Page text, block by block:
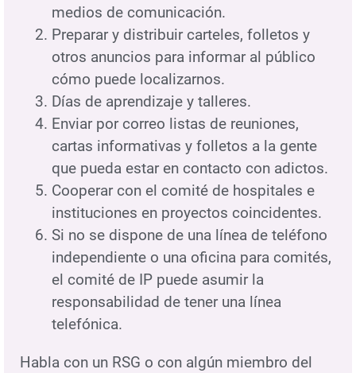
medios de comunicación.
Preparar y distribuir carteles, folletos y
otros anuncios para informar al público
cómo puede localizarnos.
Días de aprendizaje y talleres.
Enviar por correo listas de reuniones,
cartas informativas y folletos a la gente
que pueda estar en contacto con adictos.
Cooperar con el comité de hospitales e
instituciones en proyectos coincidentes.
Si no se dispone de una línea de teléfono
independiente o una oficina para comités,
el comité de IP puede asumir la
responsabilidad de tener una línea
telefónica.
Habla con un RSG o con algún miembro del